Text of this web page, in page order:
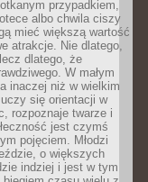
przypadkiem,
albo chwila ciszy
mieć większą wartość
atrakcje. Nie dlatego,
dlatego, że
W małym
inaczej niż w wielkim
się orientacji w
rozpoznaje twarze i
jest czymś
pojęciem. Młodzi
o większych
indziej i jest w tym